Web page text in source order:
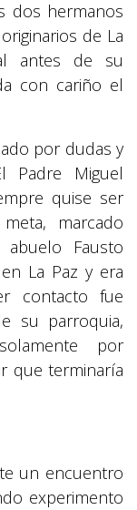
dos hermanos
de La
antes de su
con cariño el
por dudas y
Padre Miguel
quise ser
marcado
Fausto
La Paz y era
contacto fue
su parroquia,
por
que terminaría
un encuentro
experimento